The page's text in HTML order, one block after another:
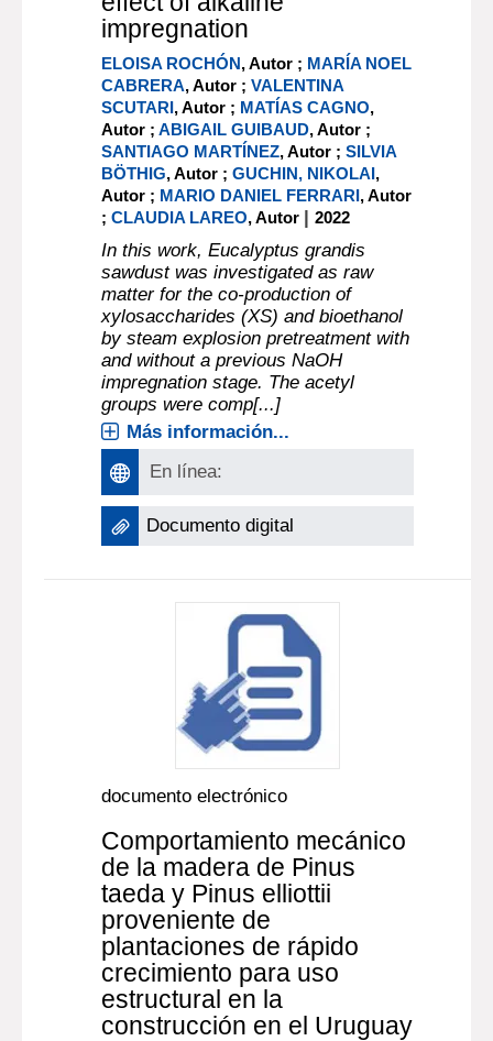
impregnation
ELOISA ROCHÓN, Autor ; MARÍA NOEL
CABRERA, Autor ;VALENTINA
SCUTARI, Autor ; MATÍAS CAGNO,
Autor ;ABIGAIL GUIBAUD, Autor ;
SANTIAGO MARTÍNEZ, Autor ;SILVIA
BÖTHIG, Autor ;GUCHIN, NIKOLAI,
Autor ; MARIO DANIEL FERRARI, Autor
;CLAUDIA LAREO, Autor |2022
In this work, Eucalyptus grandis
sawdust was investigated as raw
matter for the co-production of
xylosaccharides (XS) and bioethanol
by steam explosion pretreatment with
and without a previous NaOH
impregnation stage. The acetyl
groups were comp[...]
Más información...
En línea:
Documento digital
documento electrónico
Comportamiento mecánico
de la madera de Pinus
taeda y Pinus elliottii
proveniente de
plantaciones de rápido
crecimiento para uso
estructural en la
construcción en el Uruguay